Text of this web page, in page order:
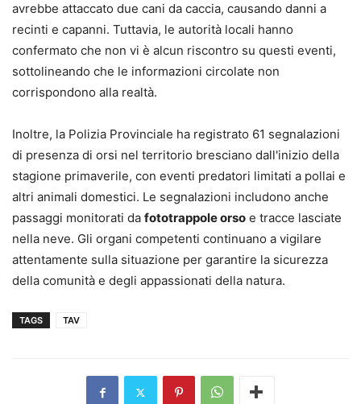
avrebbe attaccato due cani da caccia, causando danni a
recinti e capanni. Tuttavia, le autorità locali hanno
confermato che non vi è alcun riscontro su questi eventi,
sottolineando che le informazioni circolate non
corrispondono alla realtà.
Inoltre, la Polizia Provinciale ha registrato 61 segnalazioni
di presenza di orsi nel territorio bresciano dall'inizio della
stagione primaverile, con eventi predatori limitati a pollai e
altri animali domestici. Le segnalazioni includono anche
passaggi monitorati da fototrappole orso e tracce lasciate
nella neve. Gli organi competenti continuano a vigilare
attentamente sulla situazione per garantire la sicurezza
della comunità e degli appassionati della natura.
TAGS TAV